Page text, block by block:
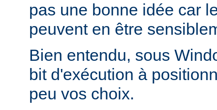
pas une bonne idée car
peuvent en être
Bien entendu, sous
bit d'exécution à
peu vos choix.